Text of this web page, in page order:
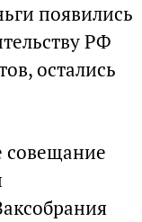
появились
РФ
остались
совещание